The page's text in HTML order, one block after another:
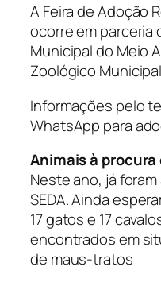
A Feira de Adoção
ocorre em parceria
Municipal do Meio
Zoológico
Informações pelo
WhatsApp para
Animais à procura
Neste ano, já
SEDA. Ainda
17 gatos e 17
encontrados em
de maus-tratos